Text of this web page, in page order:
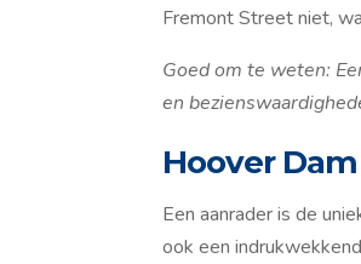
Fremont Street niet,
Goed om te weten:
en
Hoover
Een aanrader is de
ook een